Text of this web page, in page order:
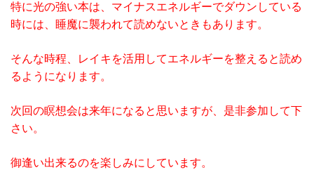
特に光の強い本は、マイナスエネルギーでダウンしている
時には、睡魔に襲われて読めないときもあります。
そんな時程、レイキを活用してエネルギーを整えると読め
るようになります。
次回の瞑想会は来年になると思いますが、是非参加して下
さい。
御逢い出来るのを楽しみにしています。